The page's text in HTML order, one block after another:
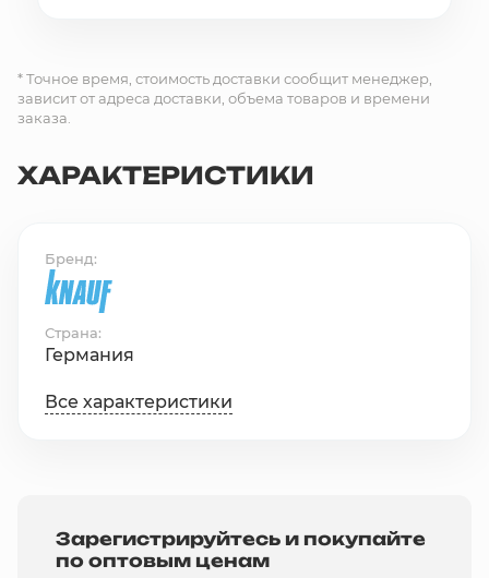
* Точное время, стоимость доставки сообщит менеджер,
зависит от адреса доставки, объема товаров и времени
заказа.
ХАРАКТЕРИСТИКИ
Бренд
Страна
Германия
Все характеристики
Зарегистрируйтесь и покупайте
по оптовым ценам